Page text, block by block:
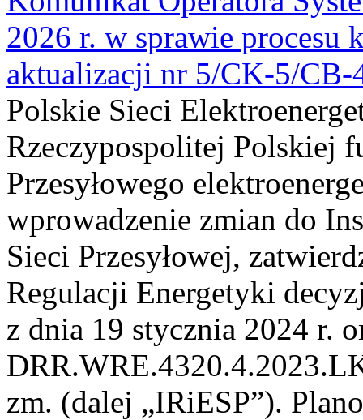
2026 r. w sprawie
aktualizacji nr 5/CK-5/CB-
Polskie Sieci
Rzeczypospolitej Polskiej
Przesyłowego
wprowadzenie zmian do
Sieci Przesyłowej,
Regulacji Energetyki
z dnia 19 stycznia 2024 r.
zm. (dalej „IRiESP”).